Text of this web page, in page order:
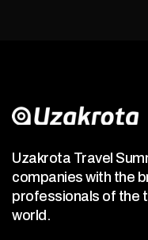
Uzakrota Travel
companies with the
professionals of the
world.